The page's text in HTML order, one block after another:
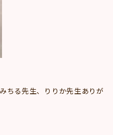
ちる先生、りりか先生ありが